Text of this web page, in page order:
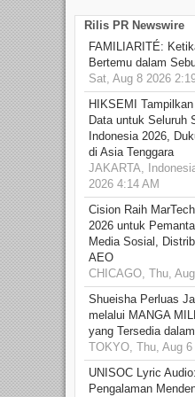
Rilis PR Newswire
FAMILIARITÉ:
Bertemu dalam
Sat, Aug 8 2026
HIKSEMI
Data untuk Seluruh
Indonesia 2026,
di Asia Tenggara
JAKARTA,
2026 4:14 AM
Cision Raih
2026 untuk
Media Sosial,
AEO
CHICAGO, Thu,
Shueisha Perluas
melalui MANGA
yang Tersedia
TOKYO, Thu, Aug 6
UNISOC Lyric
Pengalaman